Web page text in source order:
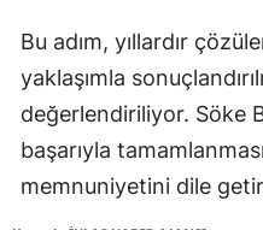
Bu adım, yıllardır
yaklaşımla
değerlendiriliyor. Söke
başarıyla
memnuniyetini dile